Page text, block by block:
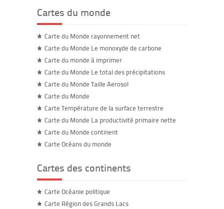
Cartes du monde
Carte du Monde rayonnement net
Carte du Monde Le monoxyde de carbone
Carte du monde à imprimer
Carte du Monde Le total des précipitations
Carte du Monde Taille Aerosol
Carte du Monde
Carte Température de la surface terrestre
Carte du Monde La productivité primaire nette
Carte du Monde continent
Carte Océans du monde
Cartes des continents
Carte Océanie politique
Carte Région des Grands Lacs